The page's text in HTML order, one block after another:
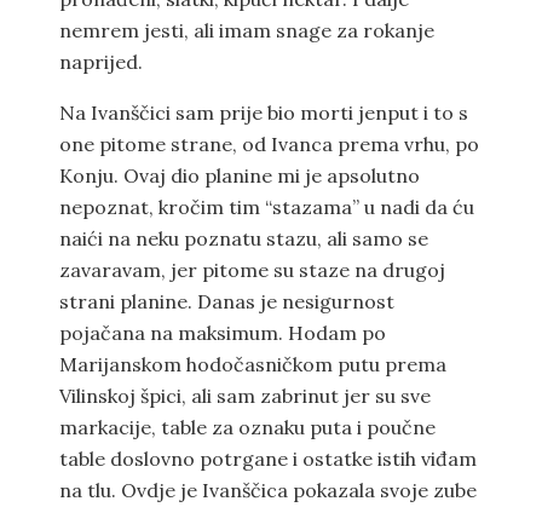
nemrem jesti, ali imam snage za rokanje
naprijed.
Na Ivanščici sam prije bio morti jenput i to s
one pitome strane, od Ivanca prema vrhu, po
Konju. Ovaj dio planine mi je apsolutno
nepoznat, kročim tim “stazama” u nadi da ću
naići na neku poznatu stazu, ali samo se
zavaravam, jer pitome su staze na drugoj
strani planine. Danas je nesigurnost
pojačana na maksimum. Hodam po
Marijanskom hodočasničkom putu prema
Vilinskoj špici, ali sam zabrinut jer su sve
markacije, table za oznaku puta i poučne
table doslovno potrgane i ostatke istih viđam
na tlu. Ovdje je Ivanščica pokazala svoje zube